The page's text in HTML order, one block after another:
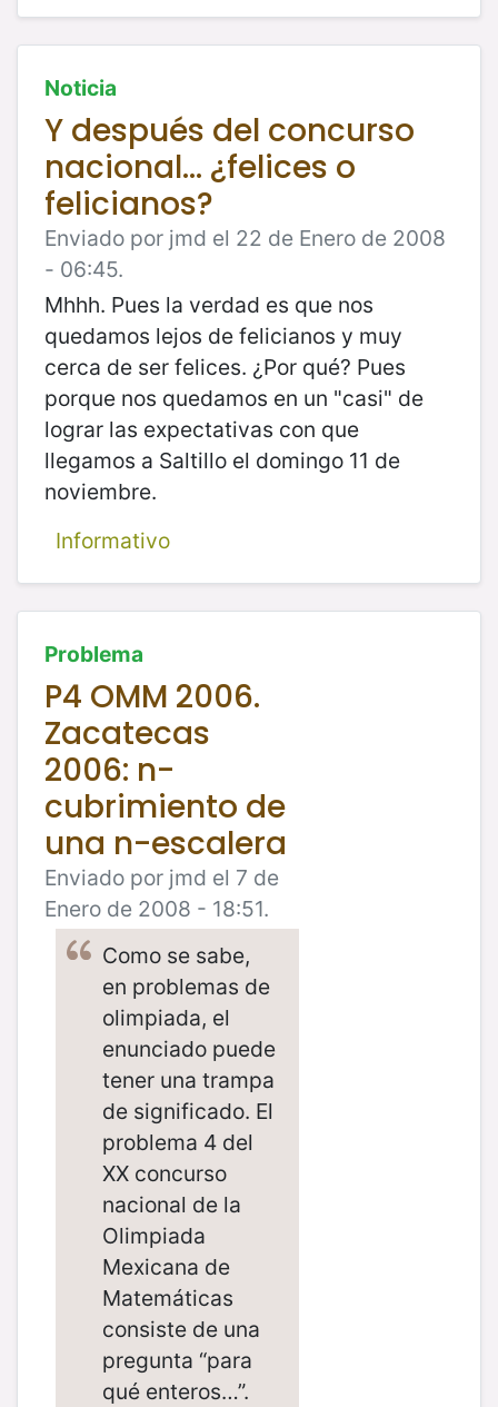
Noticia
Y después del concurso
nacional... ¿felices o
felicianos?
Enviado por jmd el 22 de Enero de 2008
- 06:45.
Mhhh. Pues la verdad es que nos
quedamos lejos de felicianos y muy
cerca de ser felices. ¿Por qué? Pues
porque nos quedamos en un "casi" de
lograr las expectativas con que
llegamos a Saltillo el domingo 11 de
noviembre.
Informativo
Problema
P4 OMM 2006.
Zacatecas
2006: n-
cubrimiento de
una n-escalera
Enviado por jmd el 7 de
Enero de 2008 - 18:51.
Como se sabe,
en problemas de
olimpiada, el
enunciado puede
tener una trampa
de significado. El
problema 4 del
XX concurso
nacional de la
Olimpiada
Mexicana de
Matemáticas
consiste de una
pregunta “para
qué enteros…”.